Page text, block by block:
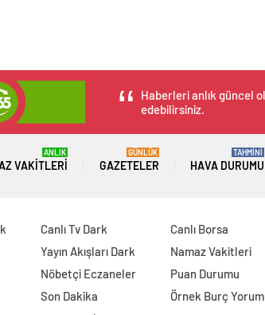
Haberleri anlık güncel
edebilirsiniz.
VAKITLERI
ANLIK
GAZETELER
GÜNLÜK
HAVA DURUMU
TAHMİNİ
Canlı Tv Dark
Yayın Akışları Dark
Nöbetçi Eczaneler
Son Dakika
Canlı Borsa
Namaz Vakitleri
Puan Durumu
Örnek Burç